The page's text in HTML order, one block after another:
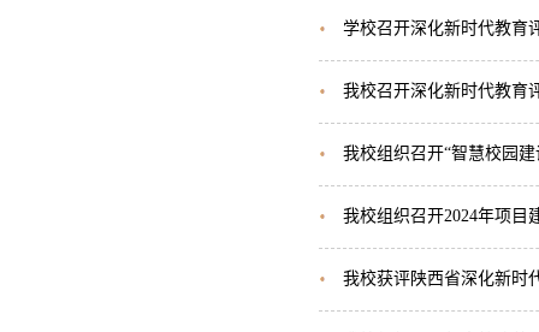
学校召开深化新时代教育
我校召开深化新时代教育
我校组织召开“智慧校园
我校组织召开2024年项目
我校获评陕西省深化新时